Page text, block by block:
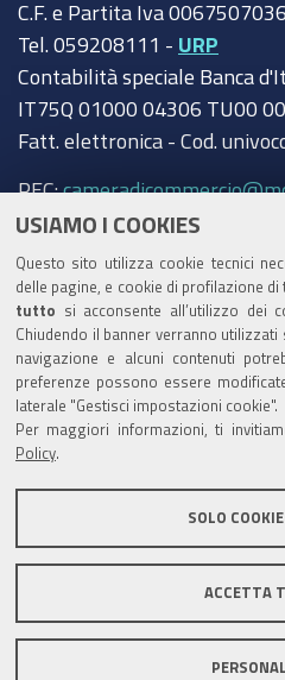
USIAMO I COOKIES
Questo sito utilizza cookie tecnici
delle pagine, e cookie di profilazione
tutto si acconsente all’utilizzo dei
Chiudendo il banner verranno
navigazione e alcuni contenuti
preferenze possono essere
laterale "Gestisci impostazioni cookie".
Per maggiori informazioni, ti
Policy
SOLO
ACCETTA
C.F. e Partita Iva
Tel. 059208111 - URP
Contabilità speciale Banca
IT75Q 01000 04306 TU00
Fatt. elettronica - Cod.
PEC:
Trasparenza
Amministrazione
Albo Camerale
Pubblicità Legale
Area riservata
Informativa generale
Accessibilità
Note legali
Informativa estesa sui cookie